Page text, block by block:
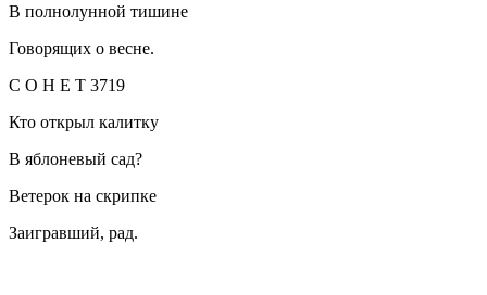
В полнолунной тишине
Говорящих о весне.
С О Н Е Т 3719
Кто открыл калитку
В яблоневый сад?
Ветерок на скрипке
Заигравший, рад.